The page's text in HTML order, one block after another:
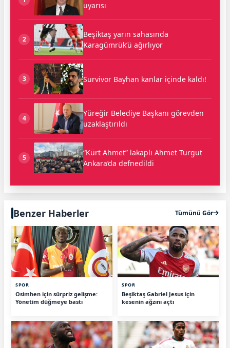
uyarısı
2
Beşiktaş yarın sahasında
Karagümrük’ü ağırlıyor
3 Survivor Bayhan kanlar içinde kaldı!
4
Yüreğir Belediye Başkanı görevden
uzaklaştırıldı
5
“Kürt Ahmet” lakaplı Ahmet Turgut
Ankara’da defnedildi
Benzer Haberler Tümünü Gör
SPOR
Osimhen için sürpriz gelişme:
Yönetim düğmeye bastı
SPOR
Beşiktaş Gabriel Jesus için
kesenin ağzını açtı